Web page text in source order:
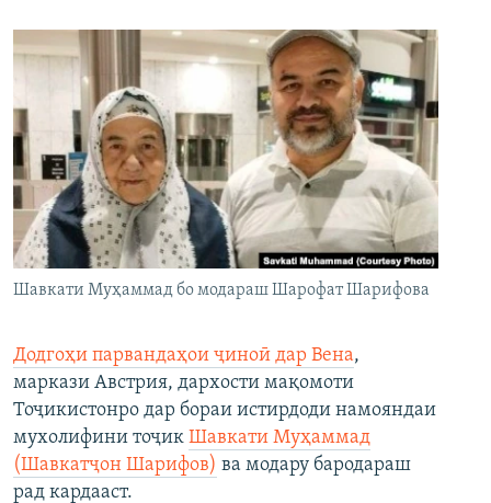
Шавкати Муҳаммад бо модараш Шарофат Шарифова
Додгоҳи парвандаҳои ҷиноӣ дар Вена,
маркази Австрия, дархости мақомоти
Тоҷикистонро дар бораи истирдоди намояндаи
мухолифини тоҷик Шавкати Муҳаммад
(Шавкатҷон Шарифов) ва модару бародараш
рад кардааст.